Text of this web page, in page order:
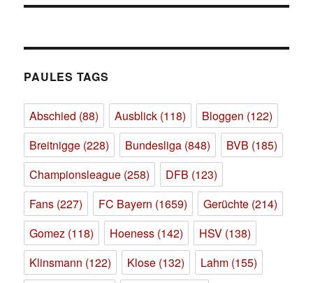
PAULES TAGS
Abschied (88) Ausblick (118) Bloggen (122)
Breitnigge (228) Bundesliga (848) BVB (185)
Championsleague (258) DFB (123)
Fans (227) FC Bayern (1659) Gerüchte (214)
Gomez (118) Hoeness (142) HSV (138)
Klinsmann (122) Klose (132) Lahm (155)